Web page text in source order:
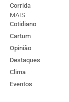
Corrida
MAIS
Cotidiano
Cartum
Opinião
Destaques
Clima
Eventos